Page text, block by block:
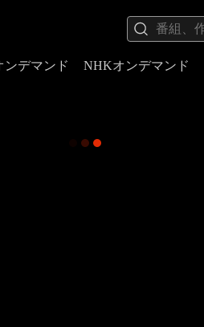
ンデマンド NHKオンデマンド